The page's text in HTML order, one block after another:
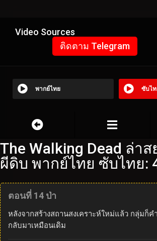
Video Sources
ติดตาม Telegram
พากย์ไทย ซับไ
The Walking Dead ล่า
ผีดิบ พากย์ไทย ซับไทย:
ตอนที่ 14 ป่า
หลังจากสร้างสถานสงเคราะห์ใหม่แล้ว กลุ่มก็ค
กลับมาเหมือนเดิม